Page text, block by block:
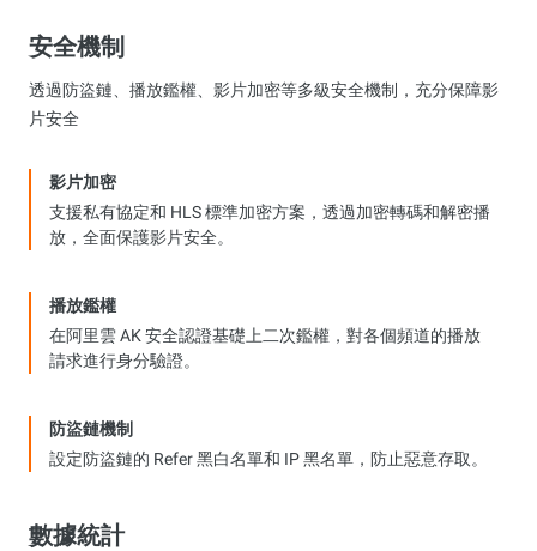
安全機制
透過防盜鏈、播放鑑權、影片加密等多級安全機制，充分保障影
片安全
影片加密
支援私有協定和 HLS 標準加密方案，透過加密轉碼和解密播
放，全面保護影片安全。
播放鑑權
在阿里雲 AK 安全認證基礎上二次鑑權，對各個頻道的播放
請求進行身分驗證。
防盜鏈機制
設定防盜鏈的 Refer 黑白名單和 IP 黑名單，防止惡意存取。
數據統計